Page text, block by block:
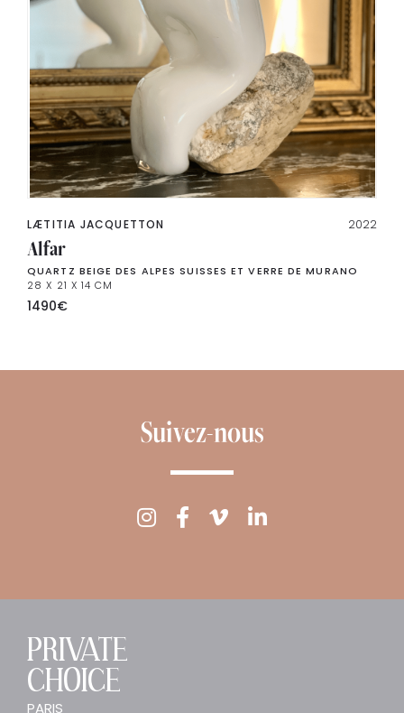
2022
LÆTITIA JACQUETTON
Alfar
QUARTZ BEIGE DES ALPES SUISSES ET VERRE DE MURANO
28 X 21 X 14 CM
1490€
Suivez-nous
PRIVATE
CHOICE
PARIS